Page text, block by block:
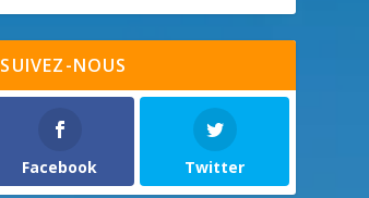
SUIVEZ-NOUS
Facebook Twitter